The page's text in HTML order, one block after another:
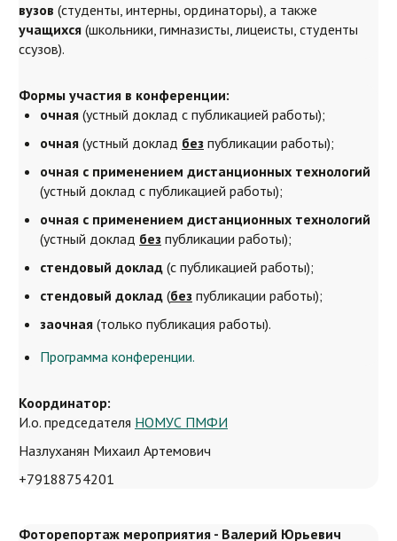
вузов (студенты, интерны, ординаторы), а также
учащихся (школьники, гимназисты, лицеисты, студенты
ссузов).
Формы участия в конференции:
очная (устный доклад с публикацией работы);
очная (устный доклад без публикации работы);
очная с применением дистанционных технологий
(устный доклад с публикацией работы);
очная с применением дистанционных технологий
(устный доклад без публикации работы);
стендовый доклад (с публикацией работы);
стендовый доклад (без публикации работы);
заочная (только публикация работы).
Программа конференции.
Координатор:
И.о. председателя НОМУС ПМФИ
Назлуханян Михаил Артемович
+79188754201
Фоторепортаж мероприятия - Валерий Юрьевич